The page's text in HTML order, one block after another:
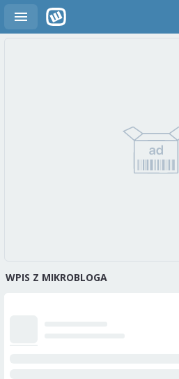
WPIS Z MIKROBLOGA